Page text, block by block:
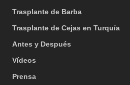
Trasplante de Barba
Trasplante de Cejas en Turquía
Antes y Después
Vídeos
Prensa